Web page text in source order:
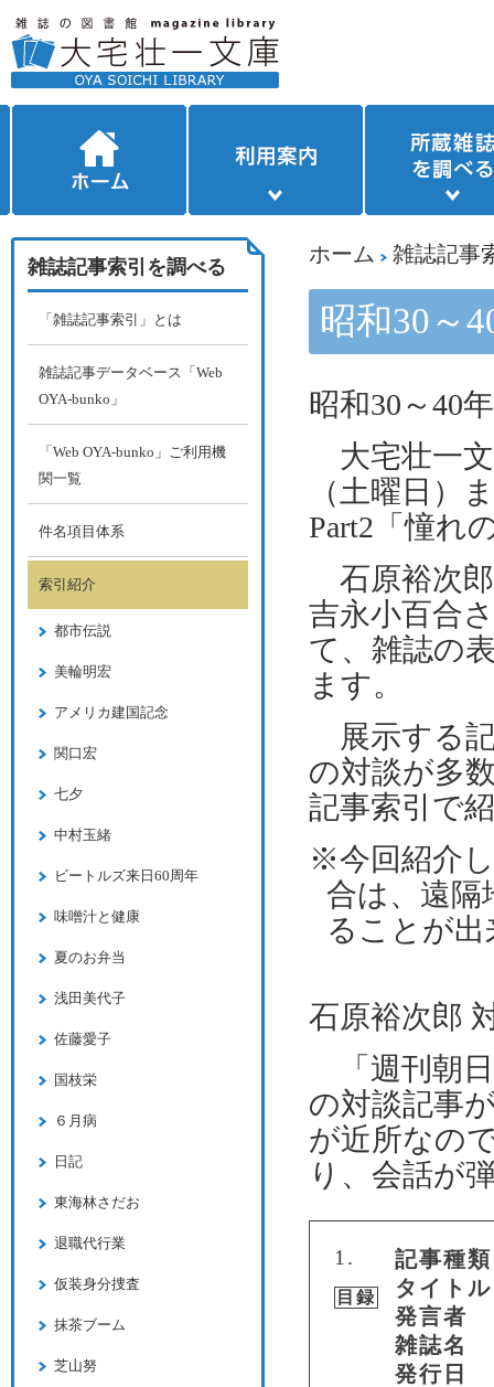
ホーム 雑誌記事
昭和30～
昭和30～40
大宅壮一
（土曜日）
Part2 「憧れ
石原裕次
吉永小百合
て、雑誌の
ます。
展示する
の対談が多
記事索引で
※今回紹介
合は、遠隔
ることが
石原裕次郎
「週刊朝日
の対談記事
が近所なの
り、会話が
1.
目録
記事種類
タイトル
発言者
雑誌名
発行日
雑誌記事索引を調べる
「雑誌記事索引」とは
雑誌記事データベース「Web
OYA-bunko」
「Web OYA-bunko」ご利用機
関一覧
件名項目体系
索引紹介
都市伝説
美輪明宏
アメリカ建国記念
関口宏
七夕
中村玉緒
ビートルズ来日60周年
味噌汁と健康
夏のお弁当
浅田美代子
佐藤愛子
国枝栄
６月病
日記
東海林さだお
退職代行業
仮装身分捜査
抹茶ブーム
芝山努